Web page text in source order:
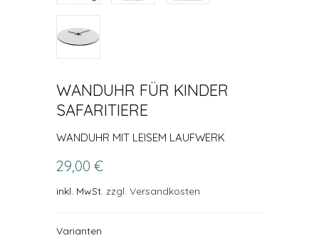
WANDUHR FÜR KINDER
SAFARITIERE
WANDUHR MIT LEISEM LAUFWERK
29,00 €
inkl. MwSt. zzgl. Versandkosten
Varianten